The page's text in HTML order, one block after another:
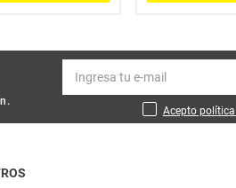
Acepto